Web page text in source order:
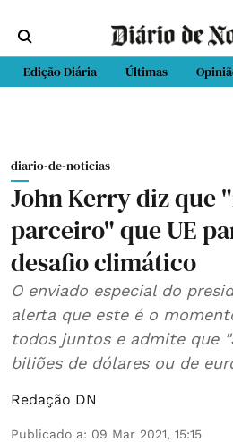
Edição Diária Últimas
diario-de-noticias
John Kerry diz que
parceiro" que UE
desafio climático
O enviado especial do
alerta que este é o
todos juntos e admite que
biliões de dólares ou de
Redação DN
Publicado a: 09 Mar 2021, 15:15